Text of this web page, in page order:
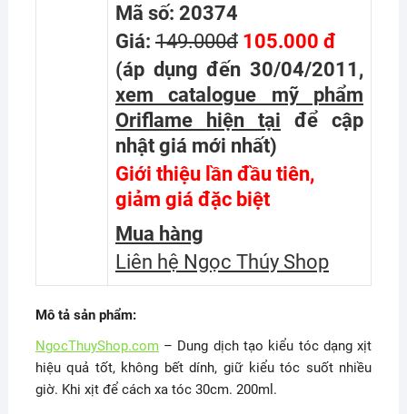
Mã số: 20374
Giá: 149.000đ105.000 đ
(áp dụng đến 30/04/2011,
xem catalogue mỹ phẩm
Oriflame hiện tại
để cập
nhật giá mới nhất)
Giới thiệu lần đầu tiên,
giảm giá đặc biệt
Mua hàng
Liên hệ Ngọc Thúy Shop
Mô tả sản phẩm:
NgocThuyShop.com– Dung dịch tạo kiểu tóc dạng xịt
hiệu quả tốt, không bết dính, giữ kiểu tóc suốt nhiều
giờ. Khi xịt để cách xa tóc 30cm. 200ml.